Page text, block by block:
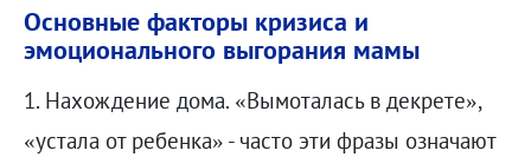
Основные факторы кризиса и
эмоционального выгорания мамы
1. Нахождение дома. «Вымоталась в декрете»,
«устала от ребенка» - часто эти фразы означают